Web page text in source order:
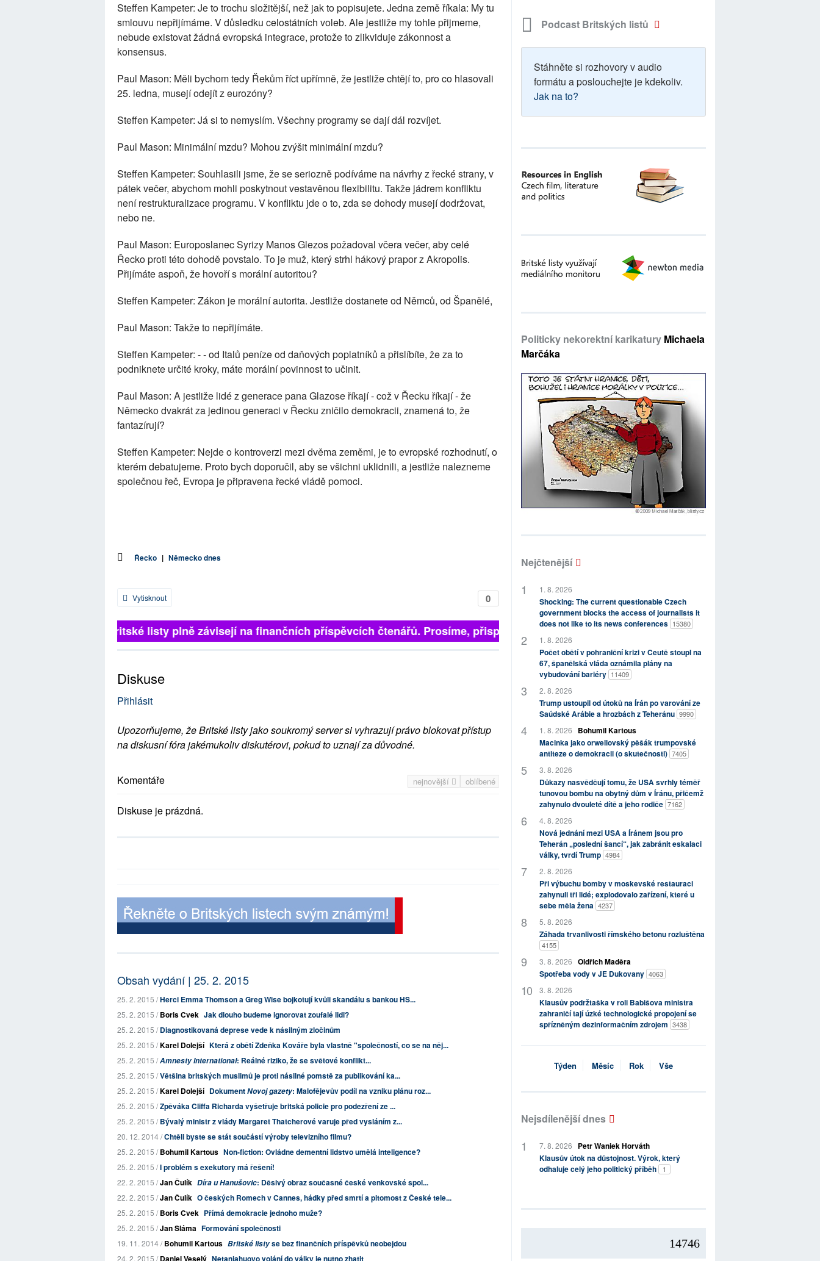
Steffen Kampeter: Je to trochu složitější, než jak to popisujete. Jedna země říkala: My tu
smlouvu nepřijímáme. V důsledku celostátních voleb. Ale jestliže my tohle přijmeme,
nebude existovat žádná evropská integrace, protože to zlikviduje zákonnost a
konsensus.
Paul Mason: Měli bychom tedy Řekům říct upřímně, že jestliže chtějí to, pro co hlasovali
25. ledna, musejí odejít z eurozóny?
Steffen Kampeter: Já si to nemyslím. Všechny programy se dají dál rozvíjet.
Paul Mason: Minimální mzdu? Mohou zvýšit minimální mzdu?
Steffen Kampeter: Souhlasili jsme, že se seriozně podíváme na návrhy z řecké strany, v
pátek večer, abychom mohli poskytnout vestavěnou flexibilitu. Takže jádrem konfliktu
není restrukturalizace programu. V konfliktu jde o to, zda se dohody musejí dodržovat,
nebo ne.
Paul Mason: Europoslanec Syrizy Manos Glezos požadoval včera večer, aby celé
Řecko proti této dohodě povstalo. To je muž, který strhl hákový prapor z Akropolis.
Přijímáte aspoň, že hovoří s morální autoritou?
Steffen Kampeter: Zákon je morální autorita. Jestliže dostanete od Němců, od Španělé,
Paul Mason: Takže to nepřijímáte.
Steffen Kampeter: - - od Italů peníze od daňových poplatníků a přislíbíte, že za to
podniknete určité kroky, máte morální povinnost to učinit.
Paul Mason: A jestliže lidé z generace pana Glazose říkají - což v Řecku říkají - že
Německo dvakrát za jedinou generaci v Řecku zničilo demokracii, znamená to, že
fantazírují?
Steffen Kampeter: Nejde o kontroverzi mezi dvěma zeměmi, je to evropské rozhodnutí, o
kterém debatujeme. Proto bych doporučil, aby se všichni uklidnili, a jestliže nalezneme
společnou řeč, Evropa je připravena řecké vládě pomoci.
Řecko | Německo dnes
0
Vytisknout
Britské listy plně závisejí na finančních příspěvcích čtenářů. Prosíme, přispějte. ➥
Diskuse
Přihlásit
Upozorňujeme, že Britské listy jako soukromý server si vyhrazují právo blokovat přístup
na diskusní fóra jakémukoliv diskutérovi, pokud to uznají za důvodné.
nejnovější oblíbené
Komentáře
Diskuse je prázdná.
Obsah vydání | 25. 2. 2015
25. 2. 2015 /Herci Emma Thomson a Greg Wise bojkotují kvůli skandálu s bankou HS...
25. 2. 2015 /Boris Cvek Jak dlouho budeme ignorovat zoufalé lidi?
25. 2. 2015 /Diagnostikovaná deprese vede k násilným zločinům
25. 2. 2015 /Karel Dolejší Která z obětí Zdeňka Kováře byla vlastně "společností, co se na něj...
25. 2. 2015 /Amnesty International: Reálné riziko, že se světové konflikt...
25. 2. 2015 /Většina britských muslimů je proti násilné pomstě za publikování ka...
25. 2. 2015 /Karel Dolejší DokumentNovoj gazety: Malofějevův podíl na vzniku plánu roz...
25. 2. 2015 /Zpěváka Cliffa Richarda vyšetřuje britská policie pro podezření ze ...
25. 2. 2015 /Bývalý ministr z vlády Margaret Thatcherové varuje před vysláním z...
20. 12. 2014 /Chtěli byste se stát součástí výroby televizního filmu?
25. 2. 2015 /Bohumil Kartous Non-fiction: Ovládne dementní lidstvo umělá inteligence?
25. 2. 2015 /I problém s exekutory má řešení!
22. 2. 2015 /Jan Čulík Díra u Hanušovic: Děsivý obraz současné české venkovské spol...
22. 2. 2015 /Jan Čulík O českých Romech v Cannes, hádky před smrtí a pitomost z České tele...
25. 2. 2015 /Boris Cvek Přímá demokracie jednoho muže?
25. 2. 2015 /Jan Sláma Formování společnosti
19. 11. 2014 /Bohumil Kartous Britské listyse bez finančních příspěvků neobejdou
24. 2. 2015 /Daniel Veselý Netanjahuovo volání do války je nutno zhatit
Podcast Britských listů
Stáhněte si rozhovory v audio
formátu a poslouchejte je kdekoliv.
Jak na to?
Politicky nekorektní karikatury Michaela
Marčáka
Nejčtenější
1. 8. 2026
Shocking: The current questionable Czech
government blocks the access of journalists it
does not like to its news conferences 15380
1. 8. 2026
Počet obětí v pohraniční krizi v Ceutě stoupl na
67, španělská vláda oznámila plány na
vybudování bariéry 11409
2. 8. 2026
Trump ustoupil od útoků na Írán po varování ze
Saúdské Arábie a hrozbách z Teheránu 9990
1. 8. 2026
Bohumil Kartous
Macinka jako orwellovský pěšák trumpovské
antiteze o demokracii (o skutečnosti) 7405
3. 8. 2026
Důkazy nasvědčují tomu, že USA svrhly téměř
tunovou bombu na obytný dům v Íránu, přičemž
zahynulo dvouleté dítě a jeho rodiče 7162
4. 8. 2026
Nová jednání mezi USA a Íránem jsou pro
Teherán „poslední šancí“, jak zabránit eskalaci
války, tvrdí Trump 4984
2. 8. 2026
Při výbuchu bomby v moskevské restauraci
zahynuli tři lidé; explodovalo zařízení, které u
sebe měla žena 4237
5. 8. 2026
Záhada trvanlivosti římského betonu rozluštěna
4155
3. 8. 2026 Oldřich Maděra
Spotřeba vody v JE Dukovany 4063
3. 8. 2026
Klausův podržtaška v roli Babišova ministra
zahraničí tají úzké technologické propojení se
spřízněným dezinformačním zdrojem 3438
Týden Měsíc Rok Vše
Nejsdílenější dnes
7. 8. 2026
Petr Waniek Horváth
Klausův útok na důstojnost. Výrok, který
odhaluje celý jeho politický příběh
1
14746